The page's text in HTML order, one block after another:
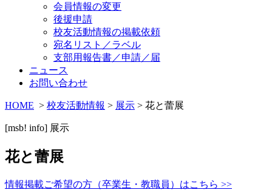
会員情報の変更
後援申請
校友活動情報の掲載依頼
宛名リスト／ラベル
支部用報告書／申請／届
ニュース
お問い合わせ
HOME > 校友活動情報 > 展示 > 花と蕾展
[msb! info] 展示
花と蕾展
情報掲載ご希望の方（卒業生・教職員）はこちら >>